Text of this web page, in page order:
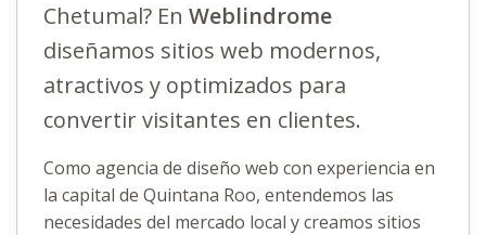
Chetumal? En Weblindrome
diseñamos sitios web modernos,
atractivos y optimizados para
convertir visitantes en clientes.
Como agencia de diseño web con experiencia en
la capital de Quintana Roo, entendemos las
necesidades del mercado local y creamos sitios